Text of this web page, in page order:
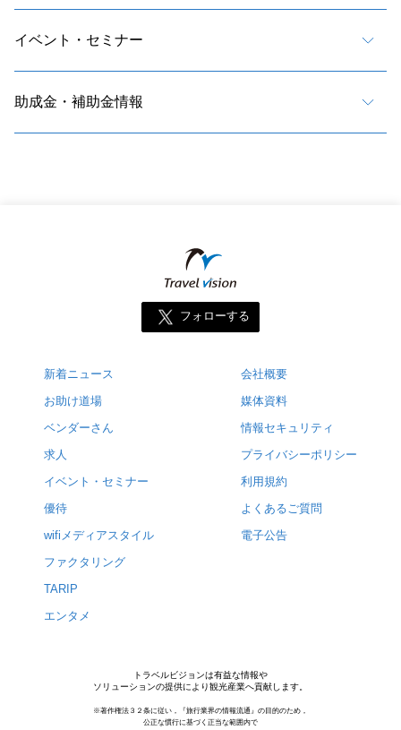
イベント・セミナー
助成金・補助金情報
フォローする
新着ニュース
お助け道場
ベンダーさん
求人
イベント・セミナー
優待
wifiメディアスタイル
ファクタリング
TARIP
エンタメ
会社概要
媒体資料
情報セキュリティ
プライバシーポリシー
利用規約
よくあるご質問
電子公告
トラベルビジョンは有益な情報や
ソリューションの提供により観光産業へ貢献します。
※著作権法３２条に従い，『旅行業界の情報流通』の目的のため，
公正な慣行に基づく正当な範囲内で